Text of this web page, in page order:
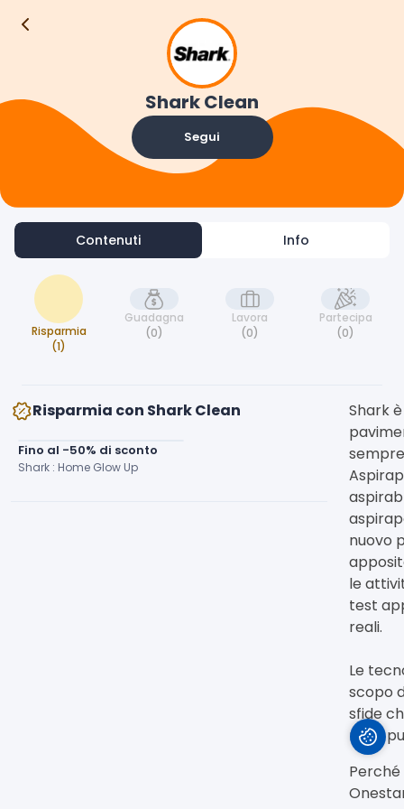
Shark Clean
Segui
Contenuti Info
Risparmia
(1)
Guadagna
(0)
Lavora
(0)
Partecipa
(0)
Risparmia con Shark Clean
Fino al -50% di sconto
Shark : Home Glow Up
Shark
nuovo
le
test
reali.
Le
scopo
sfide
nella